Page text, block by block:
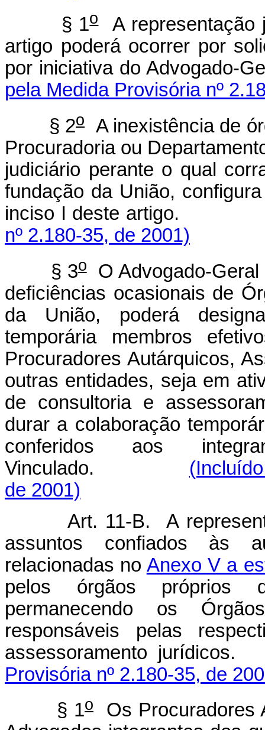
§ 1oA representação
artigo poderá ocorrer por
por iniciativa do Advogado-
pela Medida Provisória nº
§ 2o
A inexistência de
Procuradoria ou
judiciário perante o qual
fundação da União,
inciso I deste
nº 2.180-35, de 2001)
§ 3oO Advogado-Geral
deficiências ocasionais de
da União, poderá
temporária membros
Procuradores Autárquicos,
outras entidades, seja em
de consultoria e
durar a colaboração
conferidos aos
Vinculado.
de 2001)
Art. 11-B. A
assuntos confiados às
relacionadas no Anexo V a
pelos órgãos próprios
permanecendo os
responsáveis pelas
assessoramento
Provisória nº 2.180-35, de
§ 1o
Os Procuradores